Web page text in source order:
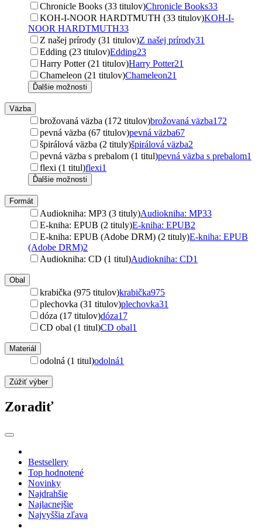
Chronicle Books (33 titulov)Chronicle Books33
KOH-I-NOOR HARDTMUTH (33 titulov)KOH-I-
NOOR HARDTMUTH33
Z našej prírody (31 titulov)Z našej prírody31
Edding (23 titulov)Edding23
Harry Potter (21 titulov)Harry Potter21
Chameleon (21 titulov)Chameleon21
Ďalšie možnosti
Väzba
brožovaná väzba (172 titulov)brožovaná väzba172
pevná väzba (67 titulov)pevná väzba67
špirálová väzba (2 tituly)špirálová väzba2
pevná väzba s prebalom (1 titul)pevná väzba s prebalom1
flexi (1 titul)flexi1
Ďalšie možnosti
Formát
Audiokniha: MP3 (3 tituly)Audiokniha: MP33
E-kniha: EPUB (2 tituly)E-kniha: EPUB2
E-kniha: EPUB (Adobe DRM) (2 tituly)E-kniha: EPUB
(Adobe DRM)2
Audiokniha: CD (1 titul)Audiokniha: CD1
Obal
krabička (975 titulov)krabička975
plechovka (31 titulov)plechovka31
dóza (17 titulov)dóza17
CD obal (1 titul)CD obal1
Materiál
odolná (1 titul)odolná1
Zúžiť výber
Zoradiť
Bestsellery
Top hodnotené
Novinky
Najdrahšie
Najlacnejšie
Najvyššia zľava